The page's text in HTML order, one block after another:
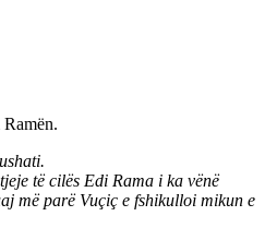
të cilës Edi Rama i ka vënë
më parë Vuçiç e fshikulloi mikun e